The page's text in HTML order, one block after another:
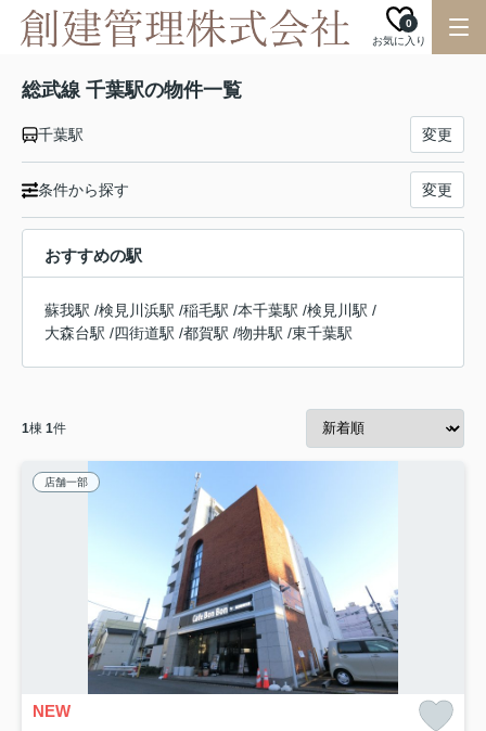
お気に入り
0
総武線 千葉駅の物件一覧
千葉駅 変更
条件から探す 変更
おすすめの駅
蘇我駅 /検見川浜駅 /稲毛駅 /本千葉駅 /検見川駅 /
大森台駅 /四街道駅 /都賀駅 /物井駅 /東千葉駅
1棟 1件
店舗一部
NEW